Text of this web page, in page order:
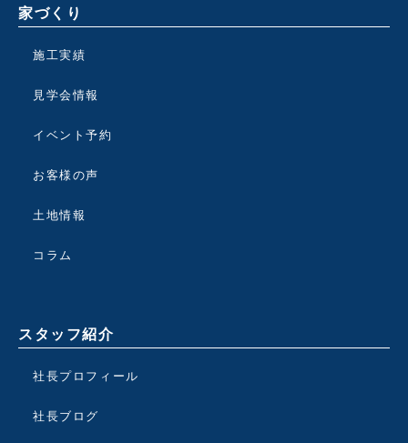
家づくり
施工実績
見学会情報
イベント予約
お客様の声
土地情報
コラム
スタッフ紹介
社長プロフィール
社長ブログ